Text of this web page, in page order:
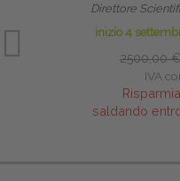
Direttore
inizio 4
2500,00 €
IVA
saldando